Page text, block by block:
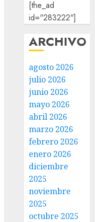
[the_ad
id="283222"]
ARCHIVO
agosto 2026
julio 2026
junio 2026
mayo 2026
abril 2026
marzo 2026
febrero 2026
enero 2026
diciembre
2025
noviembre
2025
octubre 2025